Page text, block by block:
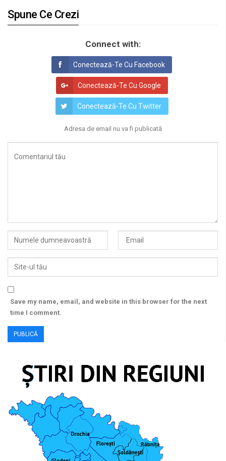
Spune Ce Crezi
Connect with:
Conectează-Te Cu Facebook
Conectează-Te Cu Google
Conectează-Te Cu Twitter
Adresa de email nu va fi publicată
Save my name, email, and website in this browser for the next
time I comment.